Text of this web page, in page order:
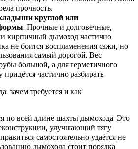
прочность.
круглой или
. Прочные и долговечные,
кирпичный дымоход частично
не боится воспламенения сажи, но
самый дорогой. Вес
большой, а для герметичного
частично разбирать.
по всей длине шахты дымохода. Это
улучшающий тягу
самостоятельно удаётся не
дымохода стоит порядка